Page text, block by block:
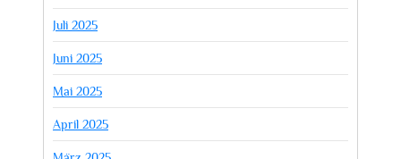
Juli 2025
Juni 2025
Mai 2025
April 2025